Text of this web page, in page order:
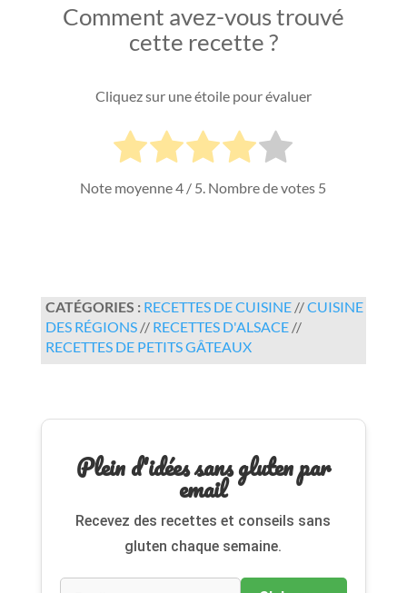
Comment avez-vous trouvé
cette recette ?
Cliquez sur une étoile pour évaluer
Note moyenne4 / 5. Nombre de votes 5
CATÉGORIES : RECETTES DE CUISINE//CUISINE
DES RÉGIONS// RECETTES D'ALSACE//
RECETTES DE PETITS GÂTEAUX
Plein d'idées sans gluten par
email
Recevez des recettes et conseils sans
gluten chaque semaine.